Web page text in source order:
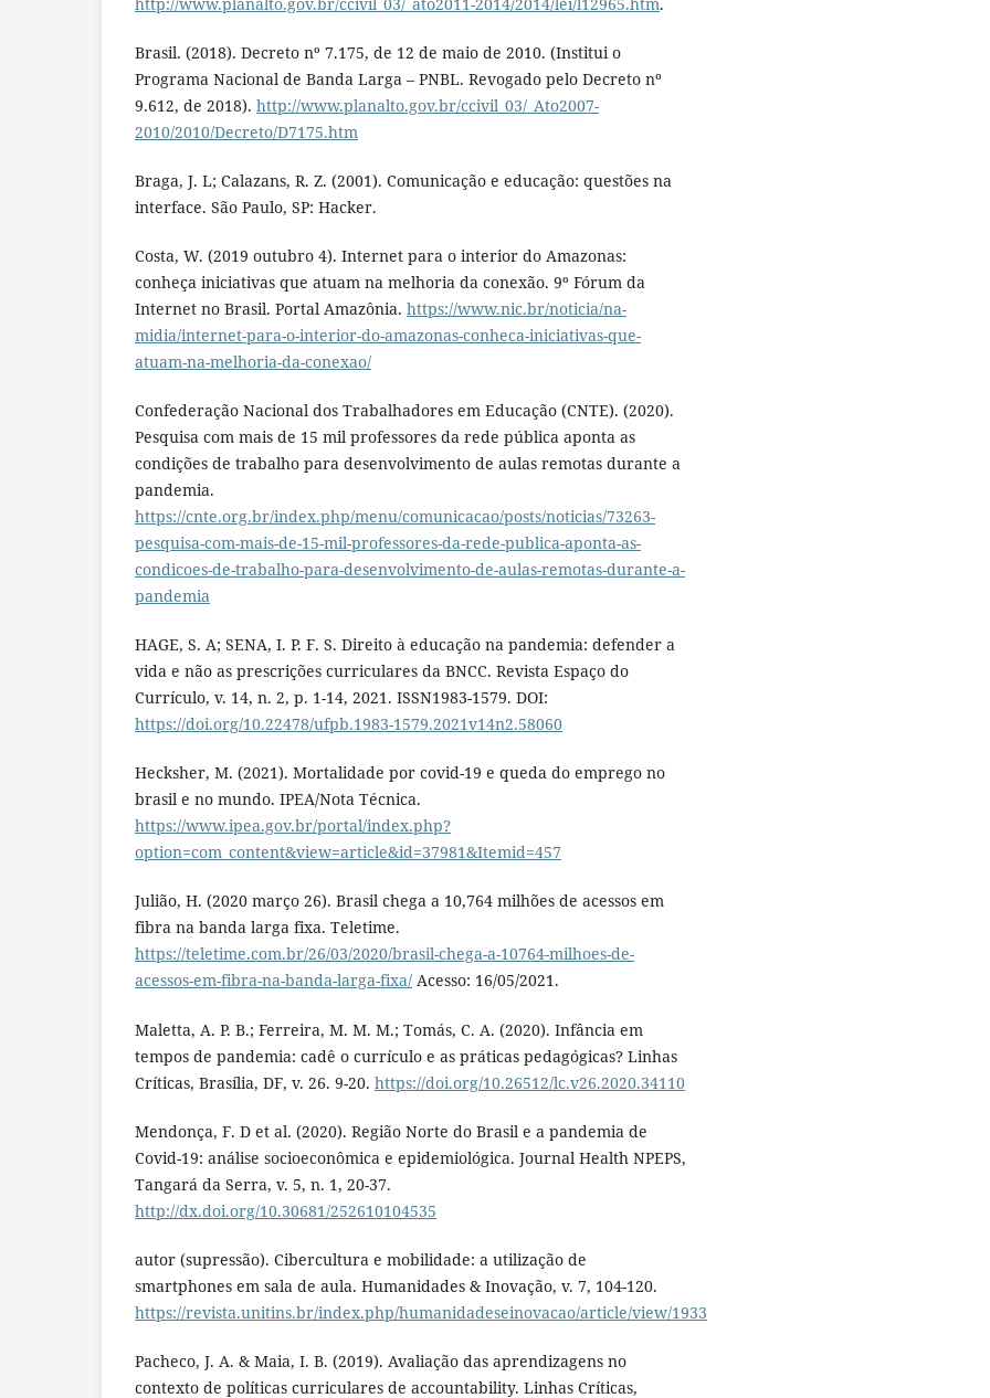
http://www.planalto.gov.br/ccivil_03/_ato2011-2014/2014/lei/l12965.htm.
Brasil. (2018). Decreto nº 7.175, de 12 de maio de 2010. (Institui o
Programa Nacional de Banda Larga – PNBL. Revogado pelo Decreto nº
9.612, de 2018). http://www.planalto.gov.br/ccivil_03/_Ato2007-
2010/2010/Decreto/D7175.htm
Braga, J. L; Calazans, R. Z. (2001). Comunicação e educação: questões na
interface. São Paulo, SP: Hacker.
Costa, W. (2019 outubro 4). Internet para o interior do Amazonas:
conheça iniciativas que atuam na melhoria da conexão. 9º Fórum da
Internet no Brasil. Portal Amazônia. https://www.nic.br/noticia/na-
midia/internet-para-o-interior-do-amazonas-conheca-iniciativas-que-
atuam-na-melhoria-da-conexao/
Confederação Nacional dos Trabalhadores em Educação (CNTE). (2020).
Pesquisa com mais de 15 mil professores da rede pública aponta as
condições de trabalho para desenvolvimento de aulas remotas durante a
pandemia.
https://cnte.org.br/index.php/menu/comunicacao/posts/noticias/73263-
pesquisa-com-mais-de-15-mil-professores-da-rede-publica-aponta-as-
condicoes-de-trabalho-para-desenvolvimento-de-aulas-remotas-durante-a-
pandemia
HAGE, S. A; SENA, I. P. F. S. Direito à educação na pandemia: defender a
vida e não as prescrições curriculares da BNCC. Revista Espaço do
Currículo, v. 14, n. 2, p. 1-14, 2021. ISSN1983-1579. DOI:
https://doi.org/10.22478/ufpb.1983-1579.2021v14n2.58060
Hecksher, M. (2021). Mortalidade por covid-19 e queda do emprego no
brasil e no mundo. IPEA/Nota Técnica.
https://www.ipea.gov.br/portal/index.php?
option=com_content&view=article&id=37981&Itemid=457
Julião, H. (2020 março 26). Brasil chega a 10,764 milhões de acessos em
fibra na banda larga fixa. Teletime.
https://teletime.com.br/26/03/2020/brasil-chega-a-10764-milhoes-de-
acessos-em-fibra-na-banda-larga-fixa/ Acesso: 16/05/2021.
Maletta, A. P. B.; Ferreira, M. M. M.; Tomás, C. A. (2020). Infância em
tempos de pandemia: cadê o currículo e as práticas pedagógicas? Linhas
Críticas, Brasília, DF, v. 26. 9-20. https://doi.org/10.26512/lc.v26.2020.34110
Mendonça, F. D et al. (2020). Região Norte do Brasil e a pandemia de
Covid-19: análise socioeconômica e epidemiológica. Journal Health NPEPS,
Tangará da Serra, v. 5, n. 1, 20-37.
http://dx.doi.org/10.30681/252610104535
autor (supressão). Cibercultura e mobilidade: a utilização de
smartphones em sala de aula. Humanidades & Inovação, v. 7, 104-120.
https://revista.unitins.br/index.php/humanidadeseinovacao/article/view/1933
Pacheco, J. A. & Maia, I. B. (2019). Avaliação das aprendizagens no
contexto de políticas curriculares de accountability. Linhas Críticas,